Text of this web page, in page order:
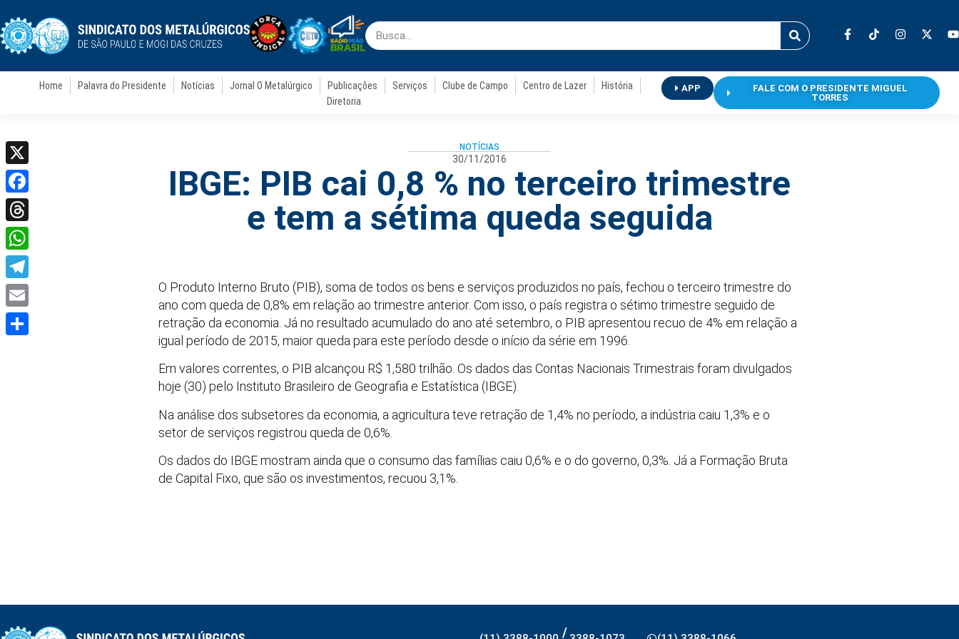
Home Palavra do Presidente Notícias Jornal O Metalúrgico Publicações Serviços Clube de Campo Centro de Lazer
História
Diretoria
APP
FALE COM O PRESIDENTE MIGUEL
TORRES
NOTÍCIAS
30/11/2016
IBGE: PIB cai 0,8 % no terceiro trimestre
e tem a sétima queda seguida
O Produto Interno Bruto (PIB), soma de todos os bens e serviços produzidos no país, fechou o terceiro trimestre do
ano com queda de 0,8% em relação ao trimestre anterior. Com isso, o país registra o sétimo trimestre seguido de
retração da economia. Já no resultado acumulado do ano até setembro, o PIB apresentou recuo de 4% em relação a
igual período de 2015, maior queda para este período desde o início da série em 1996.
Em valores correntes, o PIB alcançou R$ 1,580 trilhão. Os dados das Contas Nacionais Trimestrais foram divulgados
hoje (30) pelo Instituto Brasileiro de Geografia e Estatística (IBGE).
Na análise dos subsetores da economia, a agricultura teve retração de 1,4% no período, a indústria caiu 1,3% e o
setor de serviços registrou queda de 0,6%.
Os dados do IBGE mostram ainda que o consumo das famílias caiu 0,6% e o do governo, 0,3%. Já a Formação Bruta
de Capital Fixo, que são os investimentos, recuou 3,1%.
/
X
Facebook
Threads
WhatsApp
Telegram
Email